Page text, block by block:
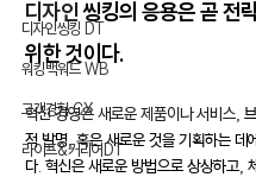
디자인씽킹 DT
워킹백워드 WB
고객경험 CX
라이프&커리어DT
디자인 씽킹의 응용은 곧 전
위한 것이다.
혁신 경영은 새로운 제품이나 서비스 ,
적 발명, 혹은 새로운 것을 기획하는 데
다. 혁신은 새로운 방법으로 상상하고,